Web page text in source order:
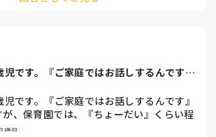
児です。『ご家庭ではお話しするんです』
です。『ご家庭ではお話しするんです』
、保育園では、『ちょーだい』くらい程
話しますが聞き取れず。ニコニコ表情で歩
3歳児